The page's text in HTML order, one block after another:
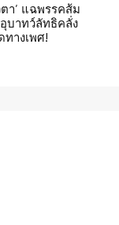
า’ แฉพรรคส้ม
บาทว์ลัทธิคลั่ง
ทางเพศ!